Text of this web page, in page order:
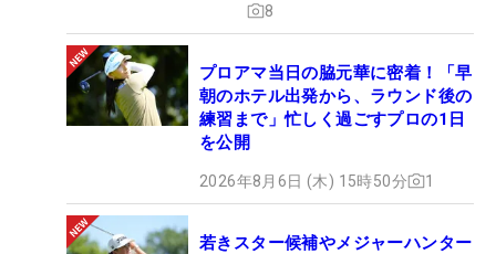
8
プロアマ当日の脇元華に密着！「早
朝のホテル出発から、ラウンド後の
練習まで」忙しく過ごすプロの1日
を公開
2026年8月6日 (木) 15時50分 1
若きスター候補やメジャーハンター